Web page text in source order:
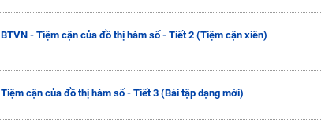
BTVN - Tiệm cận của đồ thị hàm số - Tiết 2 (Tiệm cận xiên)
Tiệm cận của đồ thị hàm số - Tiết 3 (Bài tập dạng mới)